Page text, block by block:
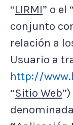
“LIRMI” o el “
conjunto
relación a
Usuario a
http://
“Sitio Web